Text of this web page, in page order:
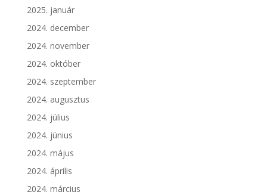
2025. január
2024. december
2024. november
2024. október
2024. szeptember
2024. augusztus
2024. július
2024. június
2024. május
2024. április
2024. március